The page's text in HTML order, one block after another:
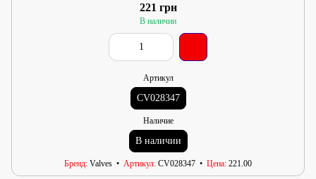
221 грн
В наличии
Артикул
CV028347
Наличие
В наличии
Бренд Valves Артикул CV028347 Цена 221.00